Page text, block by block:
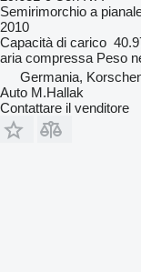
Semirimorchio a
2010
Capacità di carico
aria compressa Peso
Germania,
Auto M.Hallak
Contattare il venditore